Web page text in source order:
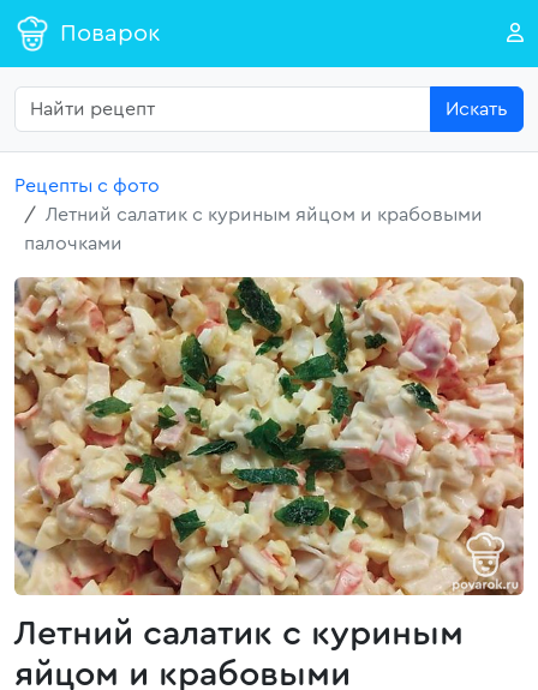
Поварок
Искать
Рецепты с фото
Летний салатик с куриным яйцом и крабовыми
палочками
Летний салатик с куриным
яйцом и крабовыми